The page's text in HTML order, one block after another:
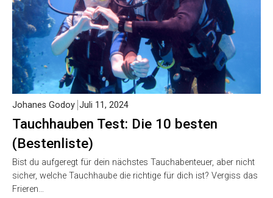
Tauchhauben Test: Die 10 besten
(Bestenliste)
Johanes Godoy Juli 11, 2024
Bist du aufgeregt für dein nächstes Tauchabenteuer, aber nicht
sicher, welche Tauchhaube die richtige für dich ist? Vergiss das
Frieren…